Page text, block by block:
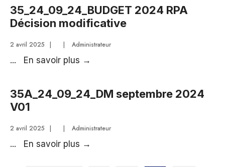
CCAS
–
Attribution
35_24_09_24_BUDGET 2024 RPA
Décision modificative
2 avril 2025 | | Administrateur
... En savoir plus →
Décision
35A_24_09_24_DM septembre 2024
V01
2 avril 2025 | | Administrateur
... En savoir plus →